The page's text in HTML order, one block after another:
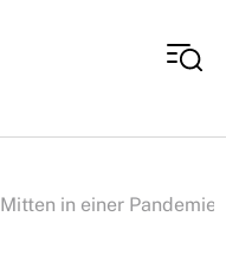
Mitten in einer